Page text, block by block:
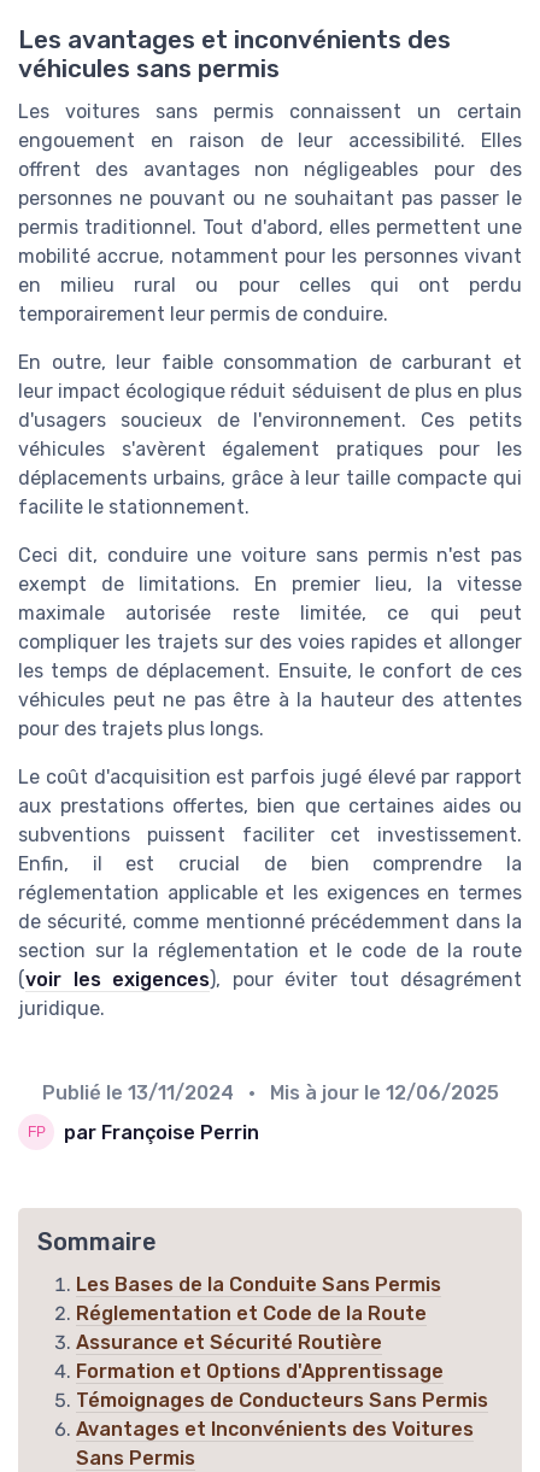
Les avantages et inconvénients des
véhicules sans permis
Les voitures sans permis connaissent un certain
engouement en raison de leur accessibilité. Elles
offrent des avantages non négligeables pour des
personnes ne pouvant ou ne souhaitant pas passer le
permis traditionnel. Tout d'abord, elles permettent une
mobilité accrue, notamment pour les personnes vivant
en milieu rural ou pour celles qui ont perdu
temporairement leur permis de conduire.
En outre, leur faible consommation de carburant et
leur impact écologique réduit séduisent de plus en plus
d'usagers soucieux de l'environnement. Ces petits
véhicules s'avèrent également pratiques pour les
déplacements urbains, grâce à leur taille compacte qui
facilite le stationnement.
Ceci dit, conduire une voiture sans permis n'est pas
exempt de limitations. En premier lieu, la vitesse
maximale autorisée reste limitée, ce qui peut
compliquer les trajets sur des voies rapides et allonger
les temps de déplacement. Ensuite, le confort de ces
véhicules peut ne pas être à la hauteur des attentes
pour des trajets plus longs.
Le coût d'acquisition est parfois jugé élevé par rapport
aux prestations offertes, bien que certaines aides ou
subventions puissent faciliter cet investissement.
Enfin, il est crucial de bien comprendre la
réglementation applicable et les exigences en termes
de sécurité, comme mentionné précédemment dans la
section sur la réglementation et le code de la route
(voir les exigences), pour éviter tout désagrément
juridique.
Publié le 13/11/2024 • Mis à jour le 12/06/2025
par Françoise Perrin
Sommaire
Les Bases de la Conduite Sans Permis
Réglementation et Code de la Route
Assurance et Sécurité Routière
Formation et Options d'Apprentissage
Témoignages de Conducteurs Sans Permis
Avantages et Inconvénients des Voitures
Sans Permis